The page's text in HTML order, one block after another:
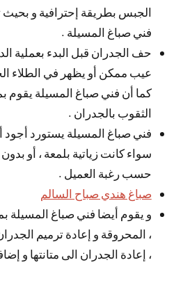
الجبس بطريقة إحترافية و بحيث
فني صباغ المسيلة .
حف الجدران قبل البدء بعملية
عيب ممكن أو يظهر في الطلاء
كما أن فني صباغ المسيلة يقوم
الثقوب بالجدران .
فني صباغ المسيلة يستورد أجود
سواء كانت زياتية بلمعة ، أو بدون
حسب رغبة العميل .
صباغ هندي صباح السالم
و يقوم أيضا فني صباغ المسيلة
، المحروقة و إعادة ترميم
، إعادة الجدران الى متانتها و